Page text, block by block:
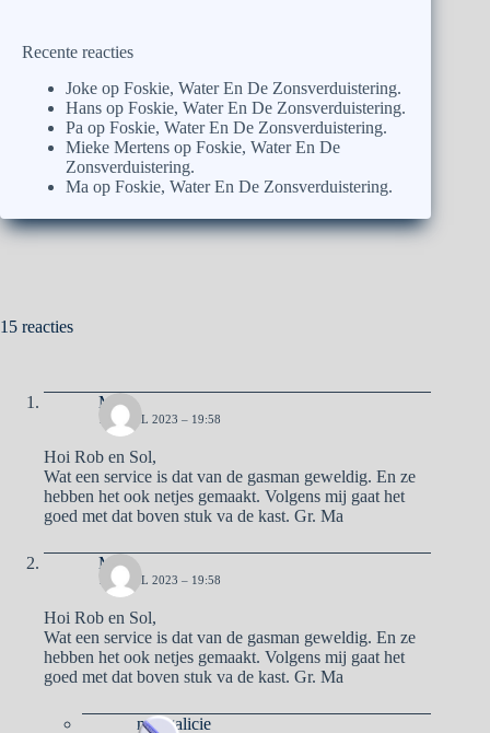
Recente reacties
Joke op Foskie, Water En De Zonsverduistering.
Hans op Foskie, Water En De Zonsverduistering.
Pa op Foskie, Water En De Zonsverduistering.
Mieke Mertens op Foskie, Water En De
Zonsverduistering.
Ma op Foskie, Water En De Zonsverduistering.
15 reacties
Ma
13 APRIL 2023 – 19:58
Hoi Rob en Sol,
Wat een service is dat van de gasman geweldig. En ze
hebben het ook netjes gemaakt. Volgens mij gaat het
goed met dat boven stuk va de kast. Gr. Ma
Ma
13 APRIL 2023 – 19:58
Hoi Rob en Sol,
Wat een service is dat van de gasman geweldig. En ze
hebben het ook netjes gemaakt. Volgens mij gaat het
goed met dat boven stuk va de kast. Gr. Ma
naargalicie